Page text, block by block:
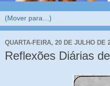
QUARTA-FEIRA, 20 DE JULHO DE
Reflexões Diárias